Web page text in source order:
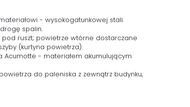
- wysokogatunkowej stali.
spalin.
ruszt; powietrze wtórne dostarczane
(kurtyna powietrza).
Acumotte - materiałem akumulującym
do paleniska z zewnątrz budynku,